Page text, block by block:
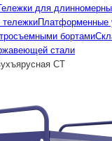
для
Платформенные
бортами
стали
СТ